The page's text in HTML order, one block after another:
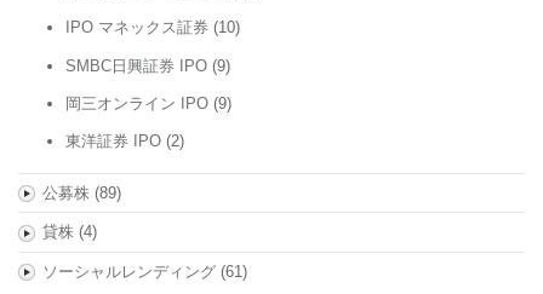
IPO マネックス証券 (10)
SMBC日興証券 IPO (9)
岡三オンライン IPO (9)
東洋証券 IPO (2)
公募株(89)
貸株(4)
ソーシャルレンディング(61)